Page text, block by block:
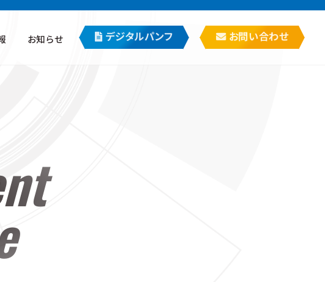
お知らせ デジタルパンフ お問い合わせ